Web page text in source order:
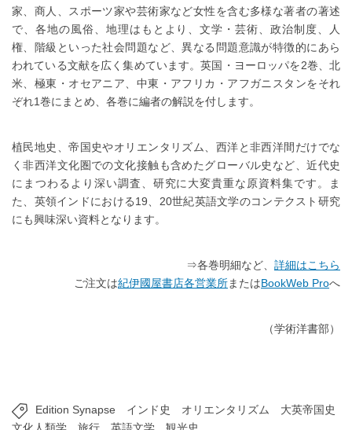
家、商人、スポーツ家や芸術家など女性を含む多様な著者の著述
で、各地の風俗、地理はもとより、文学・芸術、政治制度、人
権、階級といった社会問題など、異なる問題意識が特徴的にあら
われている文献を広く集めています。英国・ヨーロッパを2巻、北
米、極東・オセアニア、中東・アフリカ・アフガニスタンをそれ
ぞれ1巻にまとめ、各巻に編者の解説を付します。
植民地史、帝国史やオリエンタリズム、西洋と非西洋間だけでな
く非西洋文化圏での文化接触も含めたグローバル史など、近代史
にまつわるより深い調査、研究に大変貴重な原資料集です。ま
た、英領インドにおける19、20世紀英語文学のコンテクスト研究
にも興味深い資料となります。
⇒各巻明細など、 詳細はこちら
ご注文は紀伊國屋書店各営業所またはBookWeb Proへ
（学術洋書部）
Edition Synapse インド史 オリエンタリズム
大英帝国史
文化人類学
旅行 英語文学 観光史